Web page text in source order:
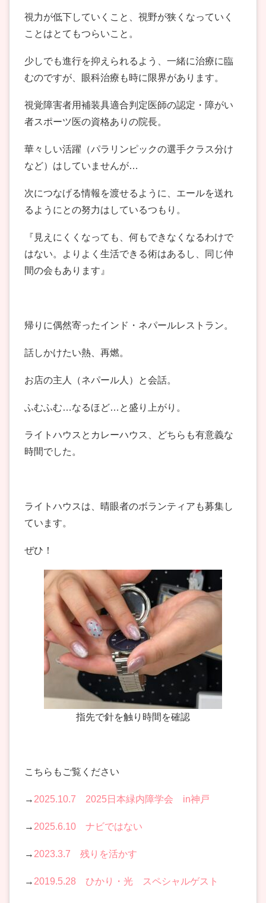
視力が低下していくこと、視野が狭くなっていく
ことはとてもつらいこと。
少しでも進行を抑えられるよう、一緒に治療に臨
むのですが、眼科治療も時に限界があります。
視覚障害者用補装具適合判定医師の認定・障がい
者スポーツ医の資格ありの院長。
華々しい活躍（パラリンピックの選手クラス分け
など）はしていませんが…
次につなげる情報を渡せるように、エールを送れ
るようにとの努力はしているつもり。
『見えにくくなっても、何もできなくなるわけで
はない。よりよく生活できる術はあるし、同じ仲
間の会もあります』
帰りに偶然寄ったインド・ネパールレストラン。
話しかけたい熱、再燃。
お店の主人（ネパール人）と会話。
ふむふむ…なるほど…と盛り上がり。
ライトハウスとカレーハウス、どちらも有意義な
時間でした。
ライトハウスは、晴眼者のボランティアも募集し
ています。
ぜひ！
指先で針を触り時間を確認
こちらもご覧ください
→ 2025.10.7 2025日本緑内障学会 in神戸
→ 2025.6.10 ナビではない
→ 2023.3.7 残りを活かす
→ 2019.5.28 ひかり・光 スペシャルゲスト